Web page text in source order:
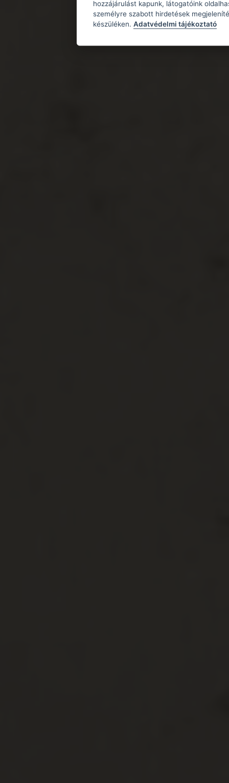
hozzájárulást kapunk, látogatóink
személyre szabott hirdetések
készüléken. Adatvédelmi tájékoztató